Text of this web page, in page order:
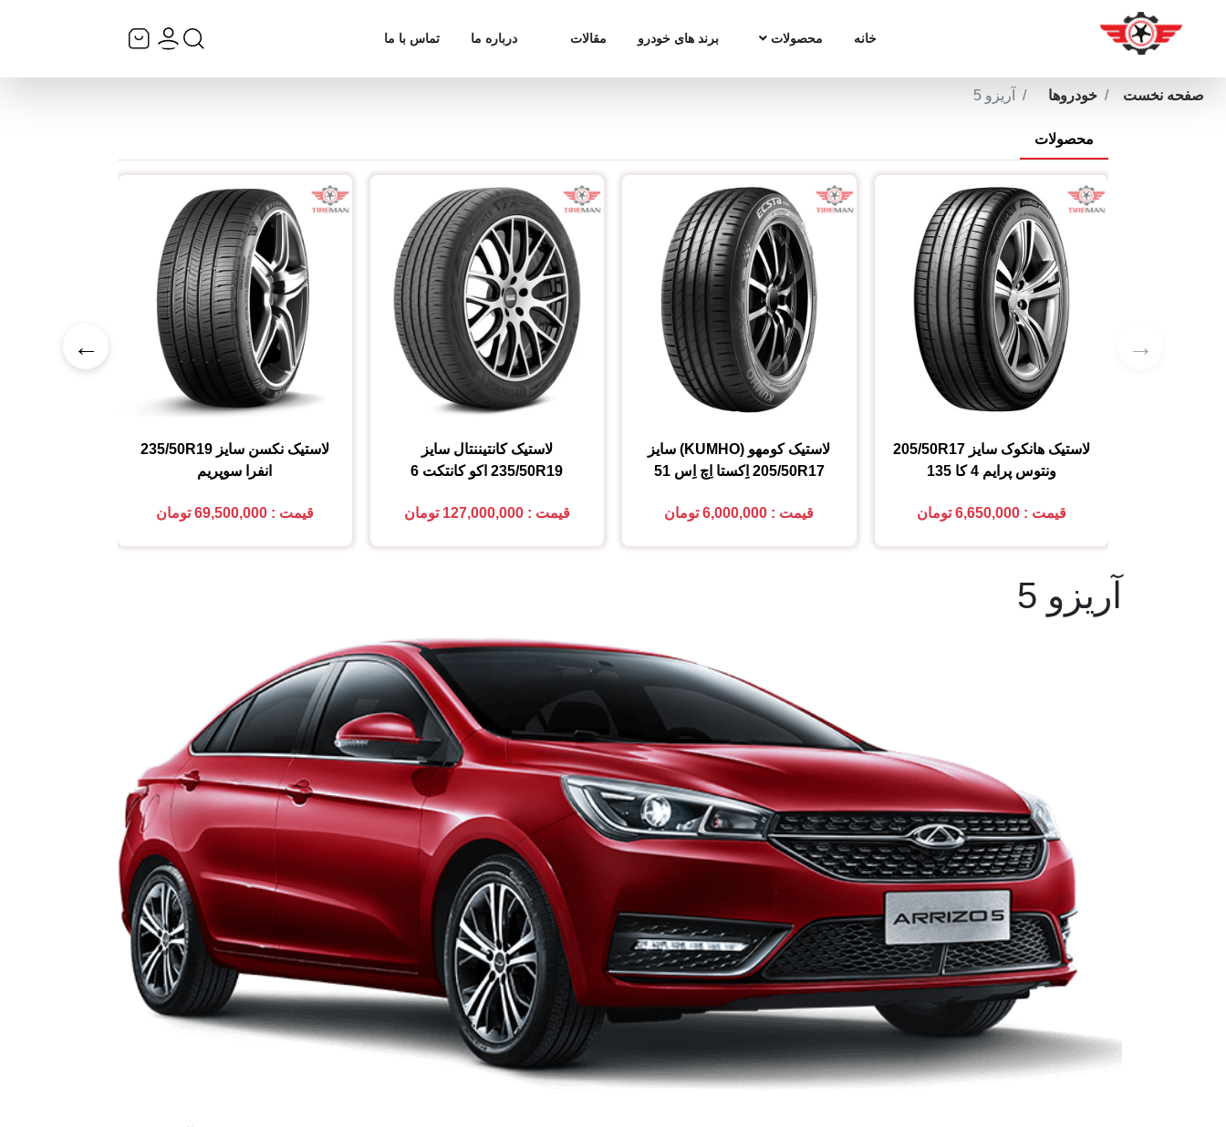
خانه محصولات برند های خودرو مقالات درباره ما تماس با ما
صفحه نخست خودروها آریزو 5
محصولات
→
←
لاستیک هانکوک سایز 205/50R17
ونتوس پرایم 4 کا 135
قیمت : 6,650,000 تومان
لاستیک کومهو (KUMHO)
سایز
205/50R17 اِکستا اِچ اِس 51
قیمت : 6,000,000 تومان
لاستیک کانتیننتال سایز
235/50R19 اکو کانتکت 6
قیمت : 127,000,000 تومان
لاستیک نکسن سایز 235/50R19
انفرا سوپریم
قیمت : 69,500,000 تومان
آریزو 5